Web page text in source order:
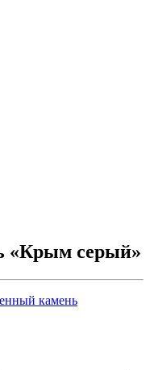
«Крым серый»
камень